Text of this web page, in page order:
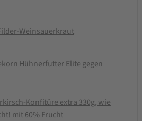
Weinsauerkraut
Hühnerfutter Elite gegen
Konfitüre extra 330g, wie
mit 60% Frucht